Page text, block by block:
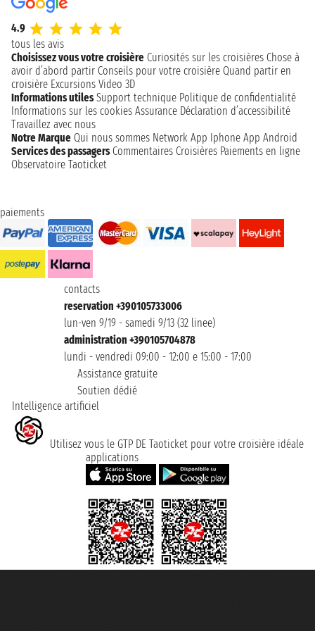
4.9
tous les avis
Choisissez vous votre croisière Curiosités sur les croisières Chose à
avoir d’abord partir Conseils pour votre croisière Quand partir en
croisière Excursions Video 3D
Informations utiles Support technique Politique de confidentialité
Informations sur les cookies Assurance Déclaration d’accessibilité
Travaillez avec nous
Notre Marque Qui nous sommes Network App Iphone App Android
Services des passagers Commentaires Croisières Paiements en ligne
Observatoire Taoticket
paiements
contacts
reservation +390105733006
lun-ven 9/19 - samedi 9/13 (32 linee)
administration +390105704878
lundi - vendredi 09:00 - 12:00 e 15:00 - 17:00
Assistance gratuite
Soutien dédié
Intelligence artificiel
Utilisez vous le GTP DE Taoticket pour votre croisière idéale
applications